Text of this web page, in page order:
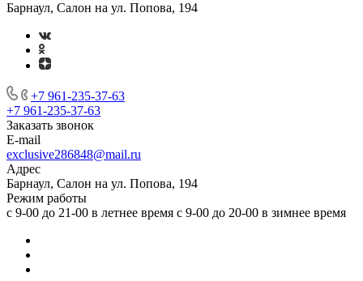
Барнаул, Салон на ул. Попова, 194
+7 961-235-37-63
+7 961-235-37-63
Заказать звонок
E-mail
exclusive286848@mail.ru
Адрес
Барнаул, Салон на ул. Попова, 194
Режим работы
с 9-00 до 21-00 в летнее время с 9-00 до 20-00 в зимнее время